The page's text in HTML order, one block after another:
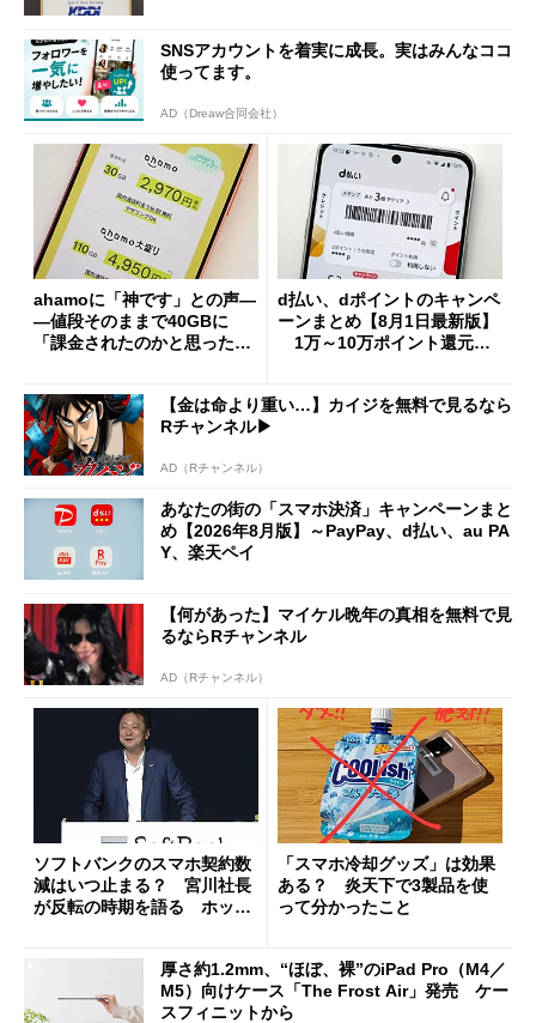
SNSアカウントを着実に成長。実はみんなココ
使ってます。
AD（Dreaw合同会社）
ahamoに「神です」との声―
―値段そのままで40GBに
「課金されたのかと思った」
d払い、dポイントのキャンペ
ーンまとめ【8月1日最新版】
1万～10万ポイント還元の
【金は命より重い…】カイジを無料で見るなら
Rチャンネル▶︎
AD（Rチャンネル）
あなたの街の「スマホ決済」キャンペーンまと
め【2026年8月版】～PayPay、d払い、au PA
Y、楽天ペイ
【何があった】マイケル晩年の真相を無料で見
るならRチャンネル
AD（Rチャンネル）
ソフトバンクのスマホ契約数
減はいつ止まる？ 宮川社長
が反転の時期を語る ホッピ
「スマホ冷却グッズ」は効果
ある？ 炎天下で3製品を使
って分かったこと
厚さ約1.2mm、“ほぼ、裸”のiPad Pro（M4／
M5）向けケース「The Frost Air」発売 ケー
スフィニットから